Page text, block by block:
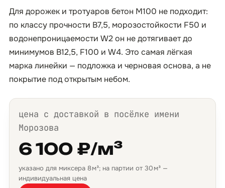
Для дорожек и тротуаров бетон М100 не подходит:
по классу прочности B7,5, морозостойкости F50 и
водонепроницаемости W2 он не дотягивает до
минимумов B12,5, F100 и W4. Это самая лёгкая
марка линейки — подложка и черновая основа, а не
покрытие под открытым небом.
цена с доставкой в посёлке имени
Морозова
6 100 ₽/м³
указано для миксера 8 м³; на партии от 30 м³ —
индивидуальная цена